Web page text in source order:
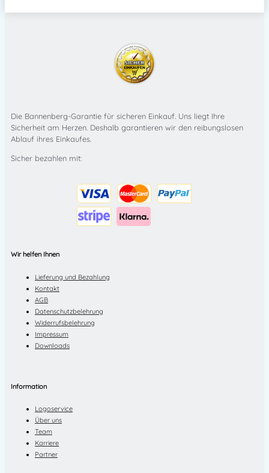
Die Bannenberg-Garantie für sicheren Einkauf. Uns liegt Ihre
Sicherheit am Herzen. Deshalb garantieren wir den reibungslosen
Ablauf ihres Einkaufes.
Sicher bezahlen mit:
Wir helfen Ihnen
Lieferung und Bezahlung
Kontakt
AGB
Datenschutzbelehrung
Widerrufsbelehrung
Impressum
Downloads
Information
Logoservice
Über uns
Team
Karriere
Partner